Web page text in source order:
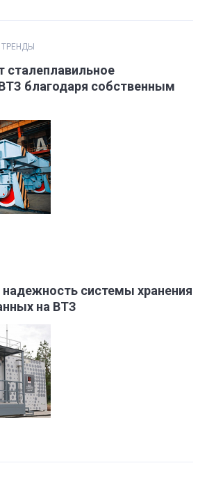
сталеплавильное
благодаря собственным
системы хранения
на ВТЗ